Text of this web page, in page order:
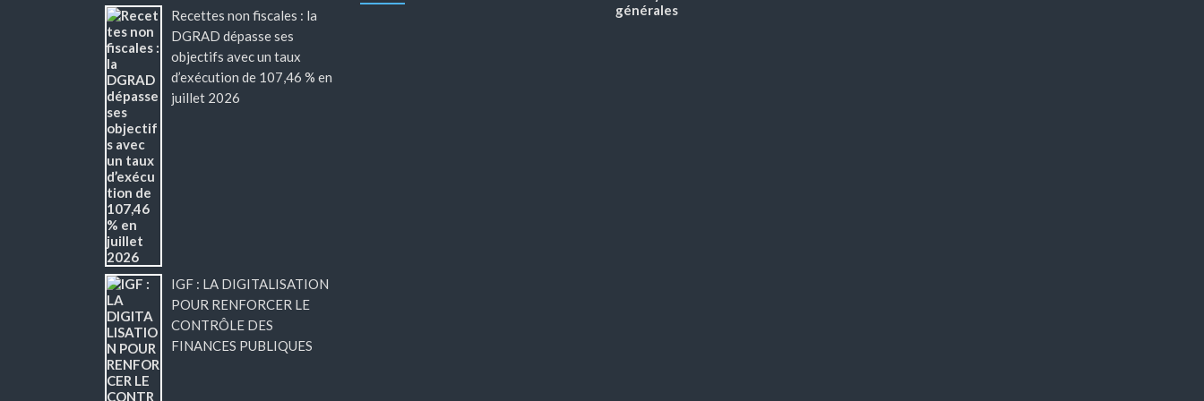
Recettes non fiscales : la
DGRAD dépasse ses
objectifs avec un taux
d’exécution de 107,46 % en
juillet 2026
IGF : LA DIGITALISATION
POUR RENFORCER LE
CONTRÔLE DES
FINANCES PUBLIQUES
générales